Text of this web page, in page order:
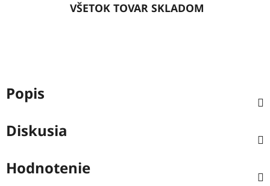
VŠETOK TOVAR SKLADOM
Popis
Diskusia
Hodnotenie